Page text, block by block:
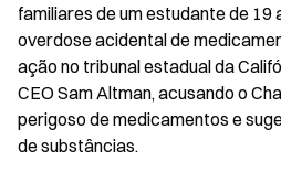
familiares de um estudante de 19
overdose acidental de
ação no tribunal estadual da
CEO Sam Altman, acusando o
perigoso de medicamentos e
de substâncias.